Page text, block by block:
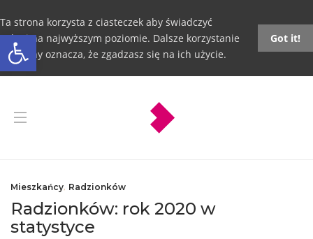
Otwórz pasek narzędzi
Ta strona korzysta z ciasteczek aby świadczyć
usługi na najwyższym poziomie. Dalsze korzystanie
ze strony oznacza, że zgadzasz się na ich użycie.
Got it!
Mieszkańcy, Radzionków
Radzionków: rok 2020 w
statystyce